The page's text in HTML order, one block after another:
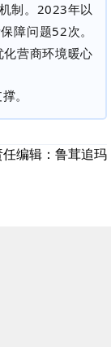
制。 2023年以
障问题52次。
化营商环境暖心
。
编辑： 鲁茸追玛